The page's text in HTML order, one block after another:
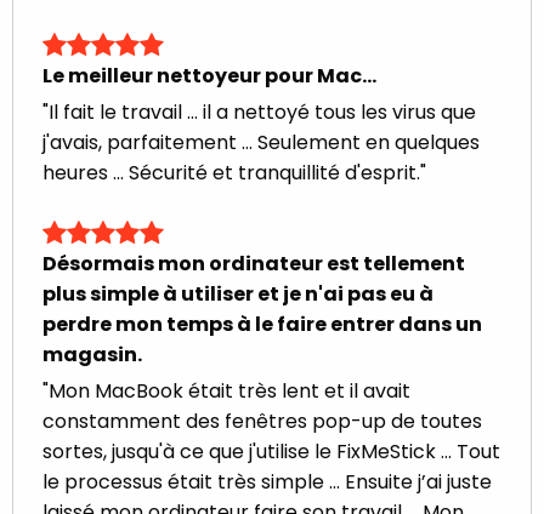
Le meilleur nettoyeur pour Mac...
"Il fait le travail ... il a nettoyé tous les virus que
j'avais, parfaitement ... Seulement en quelques
heures ... Sécurité et tranquillité d'esprit."
Désormais mon ordinateur est tellement
plus simple à utiliser et je n'ai pas eu à
perdre mon temps à le faire entrer dans un
magasin.
"Mon MacBook était très lent et il avait
constamment des fenêtres pop-up de toutes
sortes, jusqu'à ce que j'utilise le FixMeStick ... Tout
le processus était très simple ... Ensuite j’ai juste